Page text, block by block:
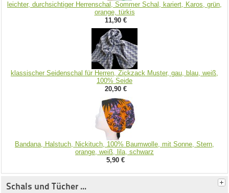
leichter, durchsichtiger Herrenschal, Sommer Schal, kariert, Karos, grün,
orange, türkis
11,90 €
klassischer Seidenschal für Herren, Zickzack Muster, gau, blau, weiß,
100% Seide
20,90 €
Bandana, Halstuch, Nickituch, 100% Baumwolle, mit Sonne, Stern,
orange, weiß, lila, schwarz
5,90 €
Schals und Tücher ...